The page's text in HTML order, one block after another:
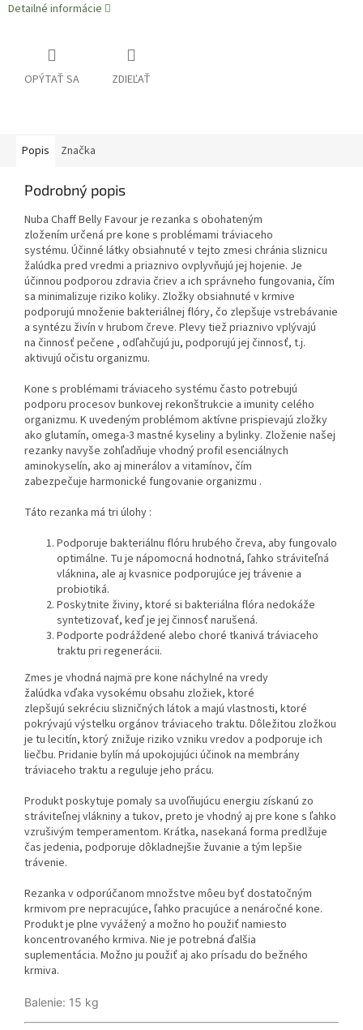
Detailné informácie
OPÝTAŤ SA ZDIEĽAŤ
Popis Značka
Podrobný popis
Nuba Chaff Belly Favour je rezanka s obohateným
zložením určená pre kone s problémami tráviaceho
systému. Účinné látky obsiahnuté v tejto zmesi chránia sliznicu
žalúdka pred vredmi a priaznivo ovplyvňujú jej hojenie. Je
účinnou podporou zdravia čriev a ich správneho fungovania, čím
sa minimalizuje riziko koliky. Zložky obsiahnuté v krmive
podporujú množenie bakteriálnej flóry, čo zlepšuje vstrebávanie
a syntézu živín v hrubom čreve. Plevy tiež priaznivo vplývajú
na činnosť pečene , odľahčujú ju, podporujú jej činnosť, t.j.
aktivujú očistu organizmu.
Kone s problémami tráviaceho systému často potrebujú
podporu procesov bunkovej rekonštrukcie a imunity celého
organizmu. K uvedeným problémom aktívne prispievajú zložky
ako glutamín, omega-3 mastné kyseliny a bylinky. Zloženie našej
rezanky navyše zohľadňuje vhodný profil esenciálnych
aminokyselín, ako aj minerálov a vitamínov, čím
zabezpečuje harmonické fungovanie organizmu .
Táto rezanka má tri úlohy :
Podporuje bakteriálnu flóru hrubého čreva, aby fungovalo
optimálne. Tu je nápomocná hodnotná, ľahko stráviteľná
vláknina, ale aj kvasnice podporujúce jej trávenie a
probiotiká.
Poskytnite živiny, ktoré si bakteriálna flóra nedokáže
syntetizovať, keď je jej činnosť narušená.
Podporte podráždené alebo choré tkanivá tráviaceho
traktu pri regenerácii.
Zmes je vhodná najmä pre kone náchylné na vredy
žalúdka vďaka vysokému obsahu zložiek, ktoré
zlepšujú sekréciu slizničných látok a majú vlastnosti, ktoré
pokrývajú výstelku orgánov tráviaceho traktu. Dôležitou zložkou
je tu lecitín, ktorý znižuje riziko vzniku vredov a podporuje ich
liečbu. Pridanie bylín má upokojujúci účinok na membrány
tráviaceho traktu a reguluje jeho prácu.
Produkt poskytuje pomaly sa uvoľňujúcu energiu získanú zo
stráviteľnej vlákniny a tukov, preto je vhodný aj pre kone s ľahko
vzrušivým temperamentom. Krátka, nasekaná forma predlžuje
čas jedenia, podporuje dôkladnejšie žuvanie a tým lepšie
trávenie.
Rezanka v odporúčanom množstve môeu byť dostatočným
krmivom pre nepracujúce, ľahko pracujúce a nenáročné kone.
Produkt je plne vyvážený a možno ho použiť namiesto
koncentrovaného krmiva. Nie je potrebná ďalšia
suplementácia. Možno ju použiť aj ako prísadu do bežného
krmiva.
Balenie: 15 kg